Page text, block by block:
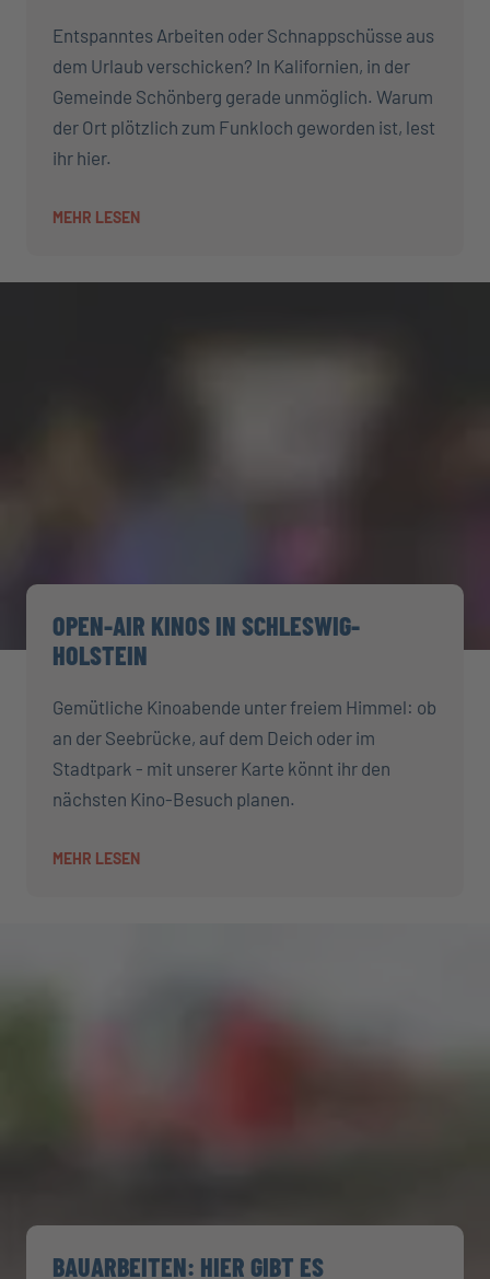
Entspanntes Arbeiten oder Schnappschüsse aus
dem Urlaub verschicken? In Kalifornien, in der
Gemeinde Schönberg gerade unmöglich. Warum
der Ort plötzlich zum Funkloch geworden ist, lest
ihr hier.
MEHR LESEN
OPEN-AIR KINOS IN SCHLESWIG-
HOLSTEIN
Gemütliche Kinoabende unter freiem Himmel: ob
an der Seebrücke, auf dem Deich oder im
Stadtpark - mit unserer Karte könnt ihr den
nächsten Kino-Besuch planen.
MEHR LESEN
BAUARBEITEN: HIER GIBT ES